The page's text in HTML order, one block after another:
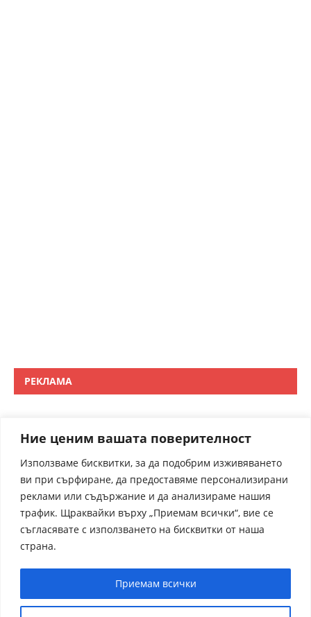
Ние ценим вашата поверителност
Използваме бисквитки, за да подобрим изживяването
ви при сърфиране, да предоставяме персонализирани
реклами или съдържание и да анализираме нашия
трафик. Щраквайки върху „Приемам всички“, вие се
съгласявате с използването на бисквитки от наша
страна.
Приемам всички
РЕКЛАМА